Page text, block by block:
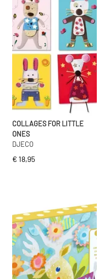
COLLAGES FOR LITTLE
ONES
DJECO
€ 18,95